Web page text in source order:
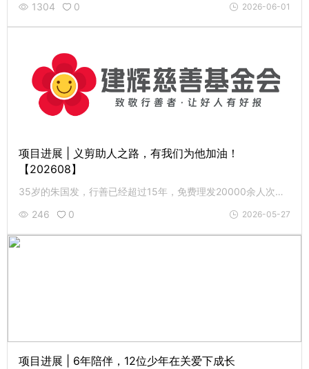
1304
0 2026-06-01
项目进展 | 义剪助人之路，有我们为他加油！
【202608】
35岁的朱国发，行善已经超过15年，免费理发20000余人次，累计志愿服务时长超过13800小时。4月8日，建辉基金会代表捐助人为他提供4000元心愿支持款，为他的义剪助人之路加油！
246
0 2026-05-27
项目进展 | 6年陪伴，12位少年在关爱下成长